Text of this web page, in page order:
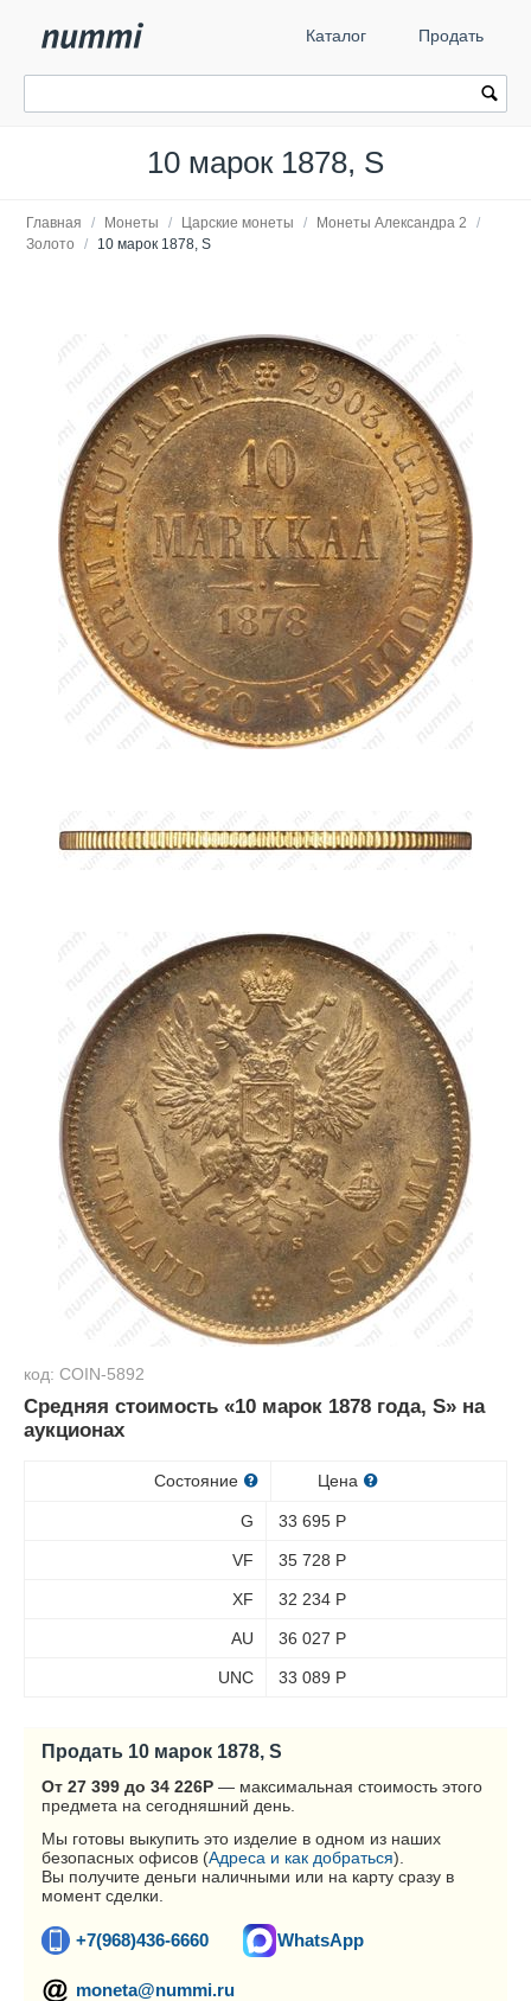
Каталог Продать
10 марок 1878, S
Главная / Монеты / Царские монеты / Монеты Александра 2
/
Золото
/ 10 марок 1878, S
код: COIN-5892
Средняя стоимость «10 марок 1878 года, S» на
аукционах
Состояние Цена
G 33 695 Р
VF 35 728 Р
XF 32 234 Р
AU 36 027 Р
UNC 33 089 Р
Продать 10 марок 1878, S
От 27 399 до 34 226Р — максимальная стоимость этого
предмета на сегодняшний день.
Мы готовы выкупить это изделие в одном из наших
безопасных офисов (Адреса и как добраться).
Вы получите деньги наличными или на карту сразу в
момент сделки.
+7(968)436-6660 WhatsApp
moneta@nummi.ru